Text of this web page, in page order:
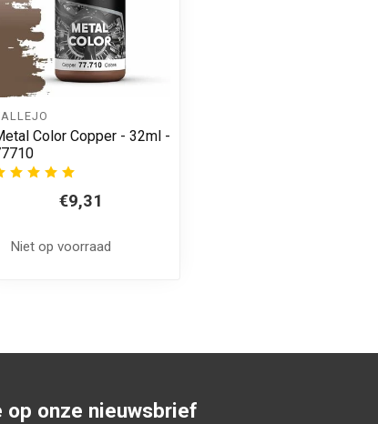
aan winkelwagen
Color Copper - 32ml -
€9,31
Niet op voorraad
op onze nieuwsbrief